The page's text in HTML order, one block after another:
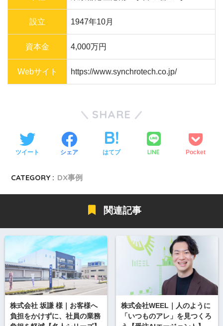
設立 1947年10月
資本金 4,000万円
Webサイト https://www.synchrotech.co.jp/
SHARE
ツイート シェア はてブ LINE Pocket
CATEGORY : DX事例
関連記事
株式会社 坂謙 様｜お客様へ
負担をかけずに、社員の業務
株式会社WEEL｜人のように
「いつものアレ」を見つくろ